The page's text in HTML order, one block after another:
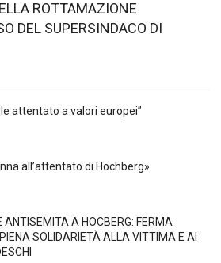
ROTTAMAZIONE
DEL SUPERSINDACO DI
attentato a valori europei”
all’attentato di Höchberg»
ANTISEMITA A HÖCBERG: FERMA
SOLIDARIETÀ ALLA VITTIMA E AI